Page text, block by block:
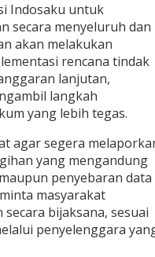
Indosaku untuk
secara menyeluruh dan
akan melakukan
rencana tindak
lanjutan,
langkah
yang lebih tegas.
agar segera
yang mengandung
penyebaran data
masyarakat
bijaksana, sesuai
penyelenggara